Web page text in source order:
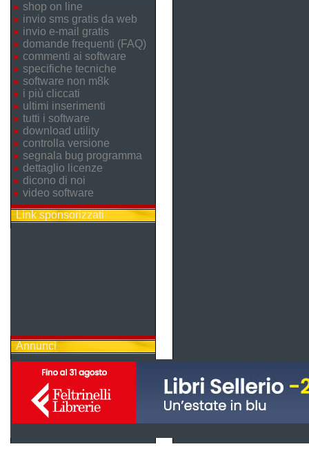
shop on line
invio sms gratis da web
invio e-mail gratis
domande frequenti (FAQ)
commenti ai software
specifiche tecniche
software non m8k
i più cliccati
ultimi inserimenti
tutti i software
download utility
controlla versione
segnala bug programma
dettaglio licenze
dicono di noi
video software
Link sponsorizzati
Annunci